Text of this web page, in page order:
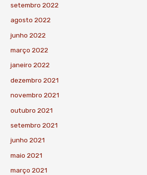
setembro 2022
agosto 2022
junho 2022
março 2022
janeiro 2022
dezembro 2021
novembro 2021
outubro 2021
setembro 2021
junho 2021
maio 2021
março 2021